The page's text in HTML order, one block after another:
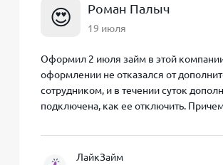
😍 Роман Палыч
19 июля
Оформил 2 июля займ в этой
оформлении не отказался от
сотрудником, и в течении суток
подключена, как ее отключить.
ЛайкЗайм